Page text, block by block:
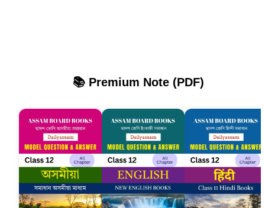
📚 Premium Note (PDF)